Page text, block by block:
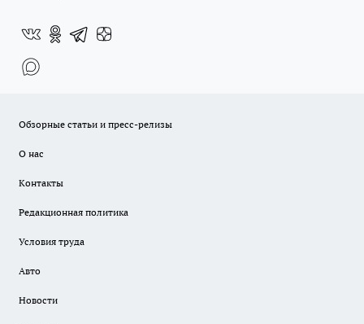
Обзорные статьи и пресс-релизы
О нас
Контакты
Редакционная политика
Условия труда
Авто
Новости